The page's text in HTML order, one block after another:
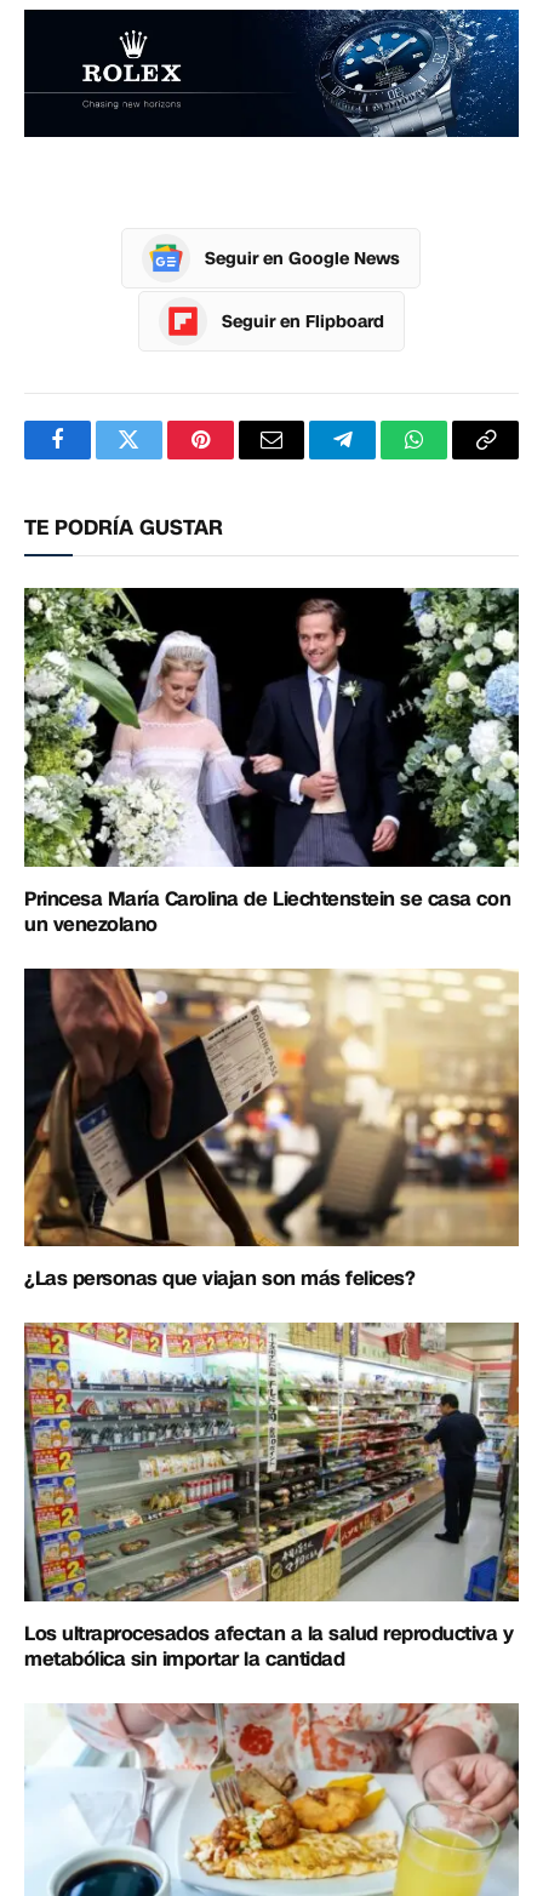
Seguir en Google News
Seguir en Flipboard
FacebookTwitterPinterestCorreoTelegramWhatsApp
TE PODRÍA GUSTAR
Princesa María Carolina de Liechtenstein se casa con
un venezolano
¿Las personas que viajan son más felices?
Los ultraprocesados afectan a la salud reproductiva y
metabólica sin importar la cantidad